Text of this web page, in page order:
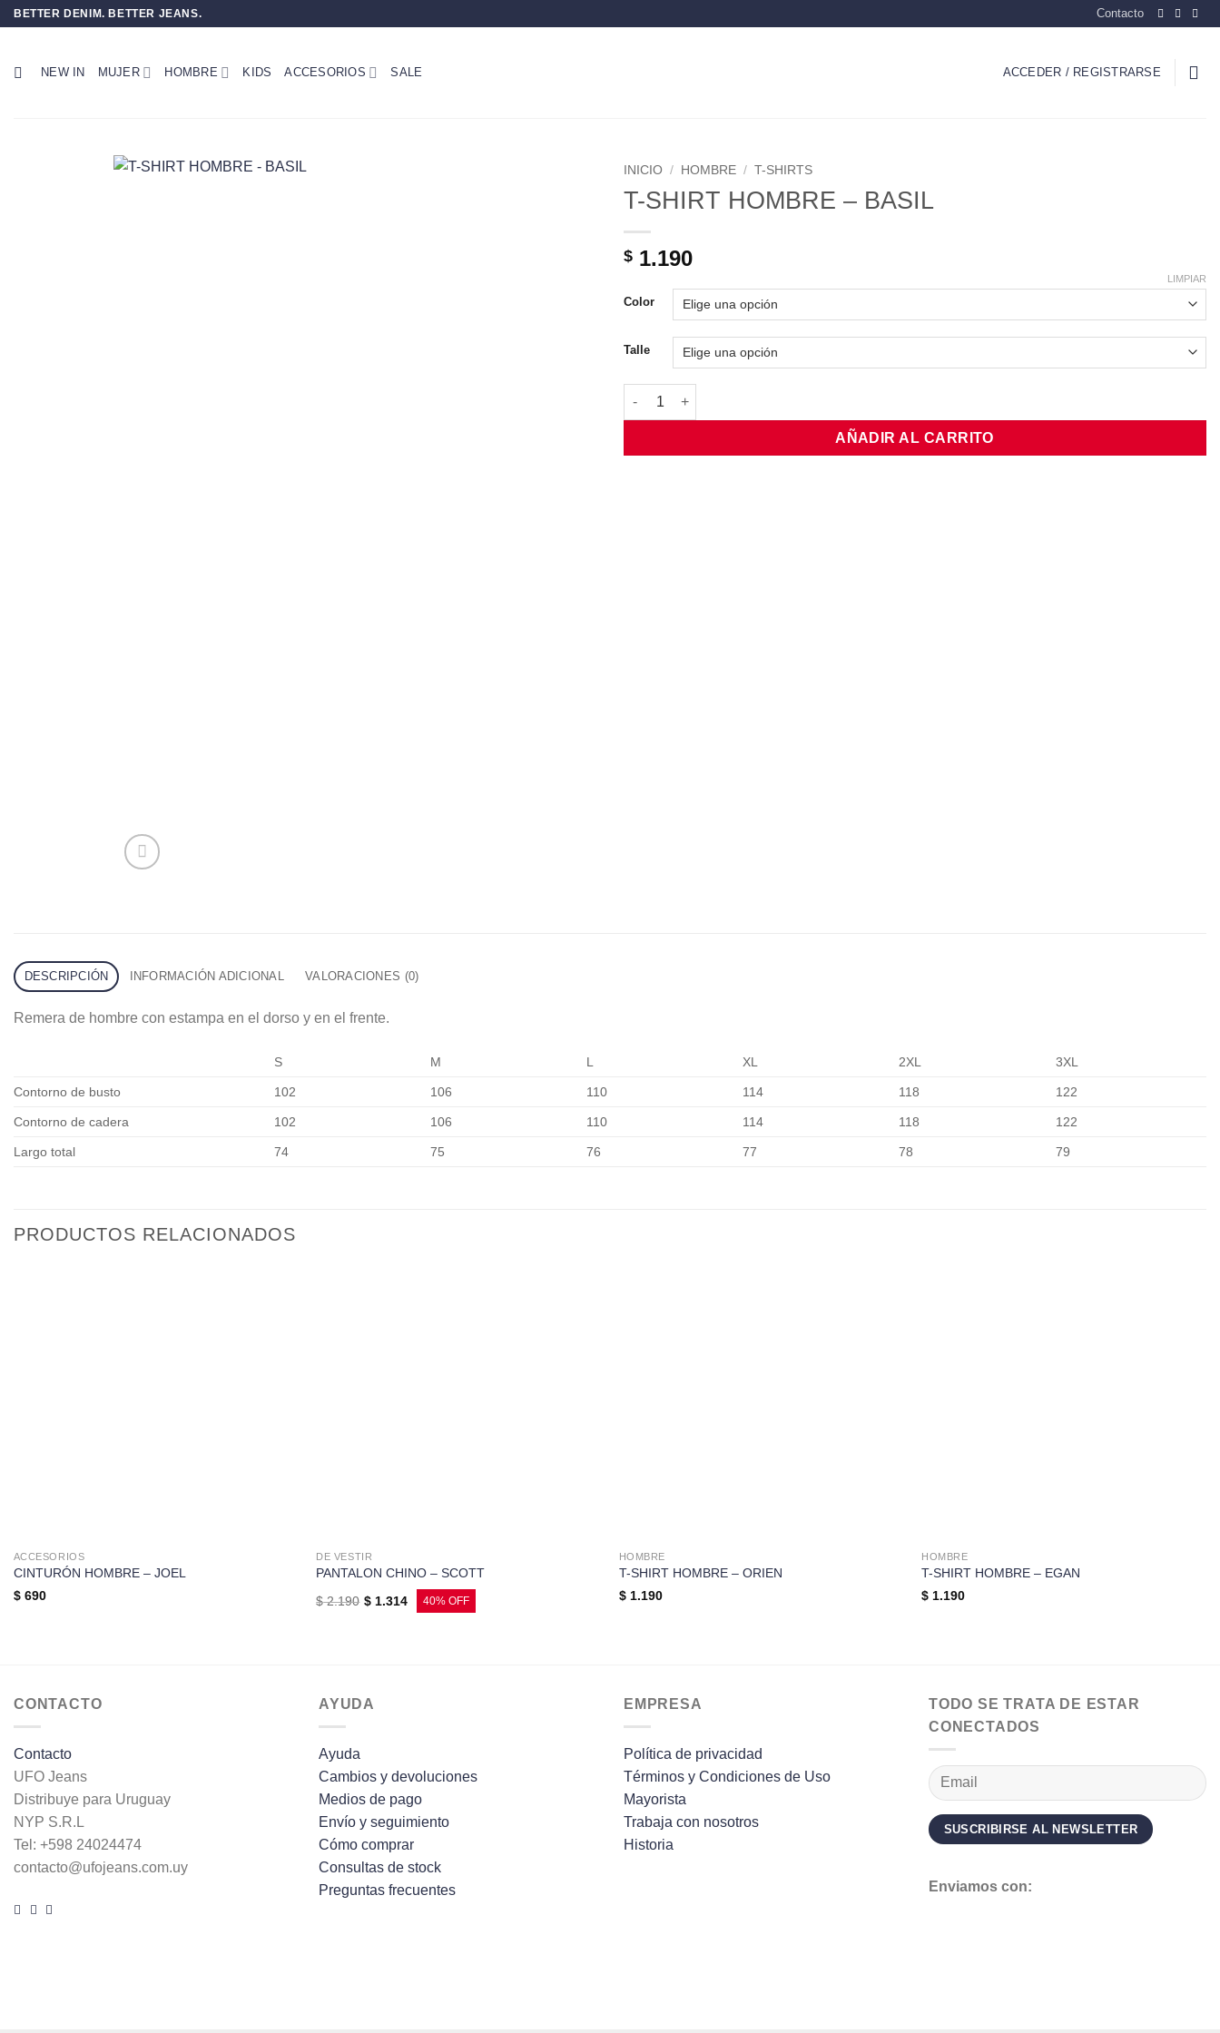
Saltar
BETTER DENIM. BETTER JEANS. Contacto
NEW IN MUJER HOMBRE KIDS ACCESORIOS SALE ACCEDER / REGISTRARSE
INICIO / HOMBRE / T-SHIRTS
T-SHIRT HOMBRE – BASIL
$ 1.190
Color
Talle
LIMPIAR
T-SHIRT HOMBRE - BASIL cantidad
AÑADIR AL CARRITO
DESCRIPCIÓN INFORMACIÓN ADICIONAL VALORACIONES (0)
Remera de hombre con estampa en el dorso y en el frente.
S M L XL 2XL 3XL
Contorno de busto 102 106 110 114 118 122
Contorno de cadera 102 106 110 114 118 122
Largo total 74 75 76 77 78 79
PRODUCTOS RELACIONADOS
ACCESORIOS
CINTURÓN HOMBRE – JOEL
$690
DE VESTIR
PANTALON CHINO – SCOTT
$2.190 $1.314
HOMBRE
T-SHIRT HOMBRE – ORIEN
$1.190
HOMBRE
T-SHIRT HOMBRE – EGAN
$ 1.190
CONTACTO
Contacto
UFO Jeans
Distribuye para Uruguay
NYP S.R.L
Tel: +598 24024474
contacto@ufojeans.com.uy
AYUDA
Ayuda
Cambios y devoluciones
Medios de pago
Envío y seguimiento
Cómo comprar
Consultas de stock
Preguntas frecuentes
EMPRESA
Política de privacidad
Términos y Condiciones de Uso
Mayorista
Trabaja con nosotros
Historia
TODO SE TRATA DE ESTAR
CONECTADOS
Enviamos con: